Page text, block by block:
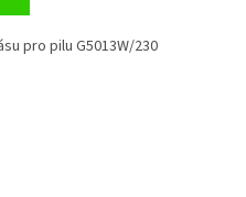
pro pilu G5013W/230